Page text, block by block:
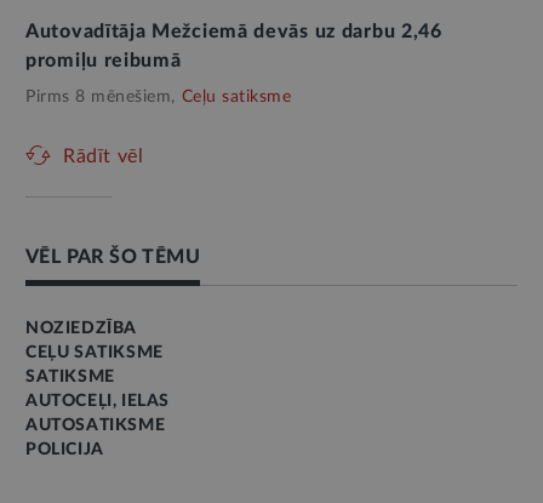
Autovadītāja Mežciemā devās uz darbu 2,46
promiļu reibumā
Pirms 8 mēnešiem, Ceļu satiksme
Rādīt vēl
VĒL PAR ŠO TĒMU
NOZIEDZĪBA
CEĻU SATIKSME
SATIKSME
AUTOCEĻI, IELAS
AUTOSATIKSME
POLICIJA